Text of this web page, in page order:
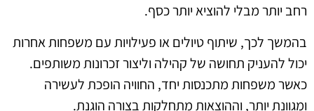
רחב יותר מבלי להוציא יותר כסף.
בהמשך לכך, שיתוף טיולים או פעילויות עם משפחות אחרות
יכול להעניק תחושה של קהילה וליצור זכרונות משותפים.
כאשר משפחות מתכנסות יחד, החוויה הופכת לעשירה
ומגוונת יותר, וההוצאות מתחלקות בצורה הוגנת.